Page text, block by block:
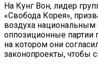
На Кунг Вон, лидер
«Свобода Корея»,
воздуха
оппозиционные партии
на котором они
законопроекты, чтобы